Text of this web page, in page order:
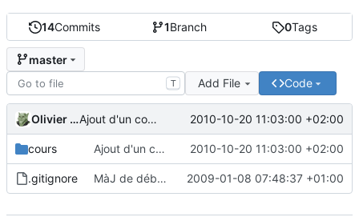
14Commits 1Branch 0Tags
master
T Add File Code
Olivier DOSSMANN Ajout d'un cours non connu 2010-10-20 11:03:00 +02:00
cours Ajout d'un cours non connu 2010-10-20 11:03:00 +02:00
.gitignore MàJ de début d'année 2009-01-08 07:48:37 +01:00